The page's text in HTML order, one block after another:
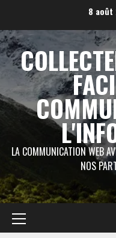
contenu
8 août
LA COMMUNICATION WEB
NOS
Menu
principal